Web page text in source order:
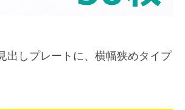
出しプレートに、横幅狭めタイプ